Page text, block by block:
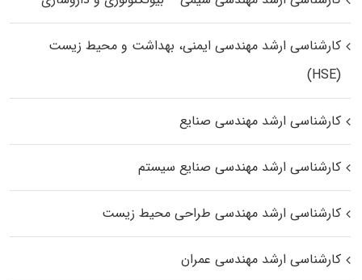
کارشناسی ارشد مهندسی ایمنی، بهداشت و محیط زیست
(HSE)
کارشناسی ارشد مهندسی صنایع
کارشناسی ارشد مهندسی صنایع سیستم
کارشناسی ارشد مهندسی طراحی محیط زیست
کارشناسی ارشد مهندسی عمران